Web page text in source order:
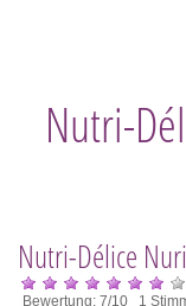
Nutri-
Nutri-Délice
Bewertung: 7/10 1